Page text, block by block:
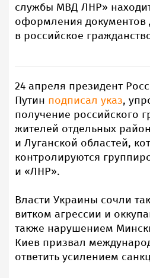
службы МВД ЛНР»
оформления документов
в российское
24 апреля президент
Путин подписал указ,
получение российского
жителей отдельных
и Луганской областей,
контролируются
и «ЛНР».
Власти Украины сочли
витком агрессии и
также нарушением
Киев призвал
ответить усилением